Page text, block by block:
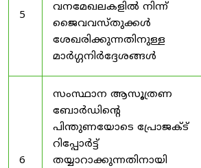
5
വനമേഖലകളിൽ നിന്ന്
ജൈവവസ്തുക്കൾ
ശേഖരിക്കുന്നതിനുള്ള
മാർഗ്ഗനിർദ്ദേശങ്ങൾ
6
സംസ്ഥാന ആസൂത്രണ
ബോർഡിൻ്റെ
പിന്തുണയോടെ പ്രോജക്ട്
റിപ്പോർട്ട്
തയ്യാറാക്കുന്നതിനായി